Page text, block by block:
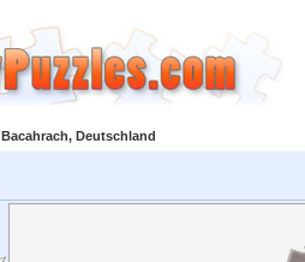
Bacahrach, Deutschland